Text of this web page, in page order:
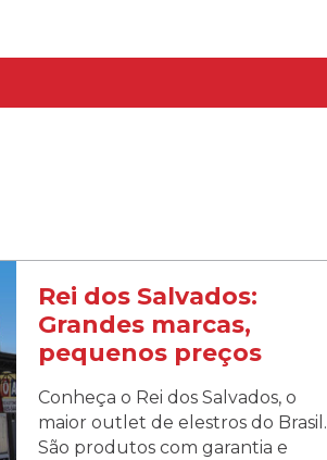
Rei dos Salvados:
Grandes marcas,
pequenos preços
Conheça o Rei dos Salvados, o
maior outlet de elestros do Brasil.
São produtos com garantia e